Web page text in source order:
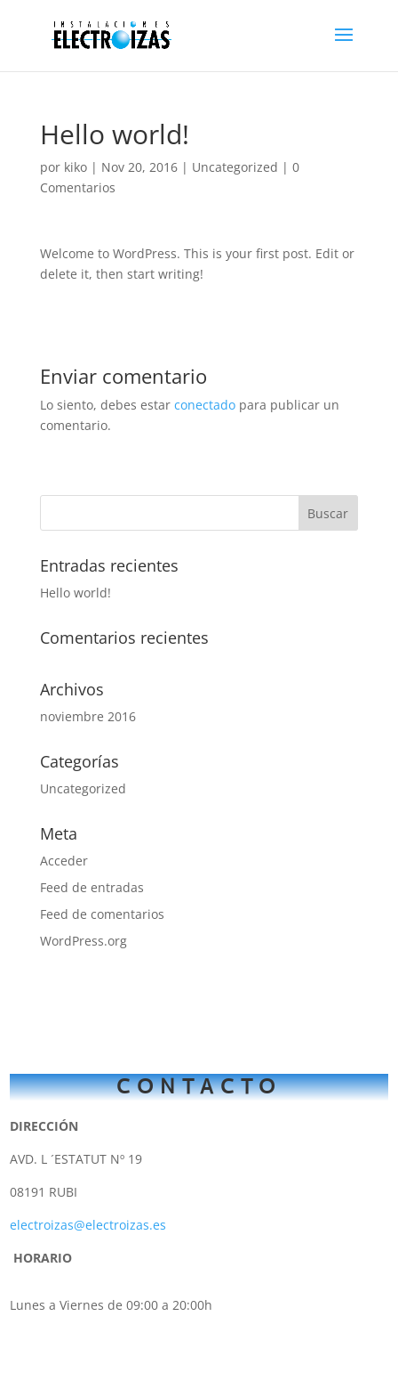
Hello world!
por kiko| Nov 20, 2016| Uncategorized | 0
Comentarios
Welcome to WordPress. This is your first post. Edit or
delete it, then start writing!
Enviar comentario
Lo siento, debes estar conectadopara publicar un
comentario.
Entradas recientes
Hello world!
Comentarios recientes
Archivos
noviembre 2016
Categorías
Uncategorized
Meta
Acceder
Feed de entradas
Feed de comentarios
WordPress.org
CONTACTO
DIRECCIÓN
AVD. L ´ESTATUT Nº 19
08191 RUBI
electroizas@electroizas.es
HORARIO
Lunes a Viernes de 09:00 a 20:00h